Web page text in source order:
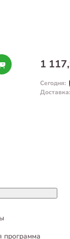
1
Сегодня:
Доставка:
программа